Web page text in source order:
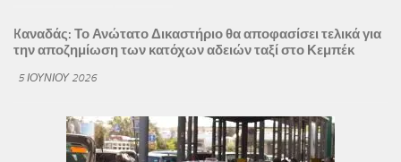
Kαναδάς: Το Ανώτατο Δικαστήριο θα αποφασίσει τελικά για
την αποζημίωση των κατόχων αδειών ταξί στο Κεμπέκ
5 ΙΟΥΝΊΟΥ 2026